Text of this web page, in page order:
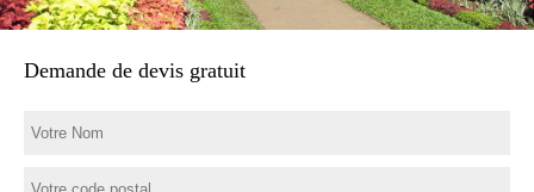
Demande de devis gratuit